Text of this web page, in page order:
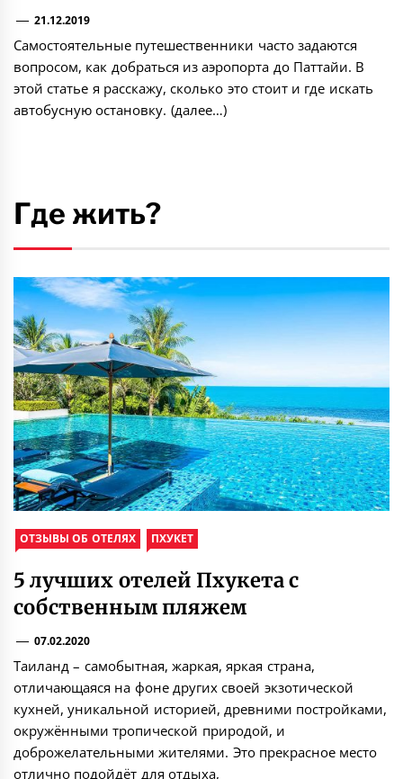
21.12.2019
Самостоятельные путешественники часто задаются
вопросом, как добраться из аэропорта до Паттайи. В
этой статье я расскажу, сколько это стоит и где искать
автобусную остановку. (далее…)
Где жить?
ОТЗЫВЫ ОБ ОТЕЛЯХ ПХУКЕТ
5 лучших отелей Пхукета с
собственным пляжем
07.02.2020
Таиланд – самобытная, жаркая, яркая страна,
отличающаяся на фоне других своей экзотической
кухней, уникальной историей, древними постройками,
окружёнными тропической природой, и
доброжелательными жителями. Это прекрасное место
отлично подойдёт для отдыха,